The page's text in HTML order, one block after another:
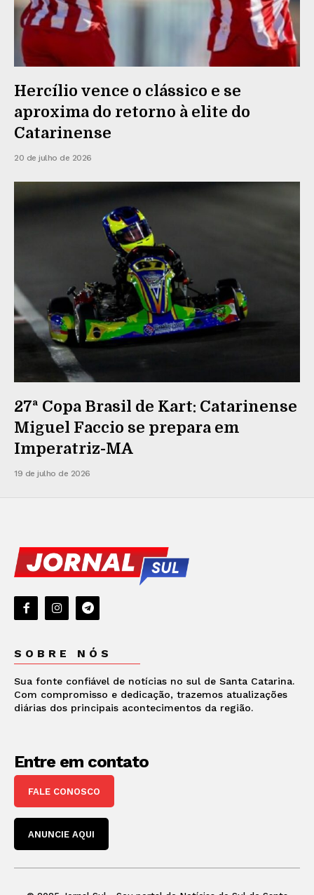
Hercílio vence o clássico e se
aproxima do retorno à elite do
Catarinense
20 de julho de 2026
27ª Copa Brasil de Kart: Catarinense
Miguel Faccio se prepara em
Imperatriz-MA
19 de julho de 2026
SOBRE NÓS
Sua fonte confiável de notícias no sul de Santa Catarina.
Com compromisso e dedicação, trazemos atualizações
diárias dos principais acontecimentos da região.
Entre em contato
FALE CONOSCO
ANUNCIE AQUI